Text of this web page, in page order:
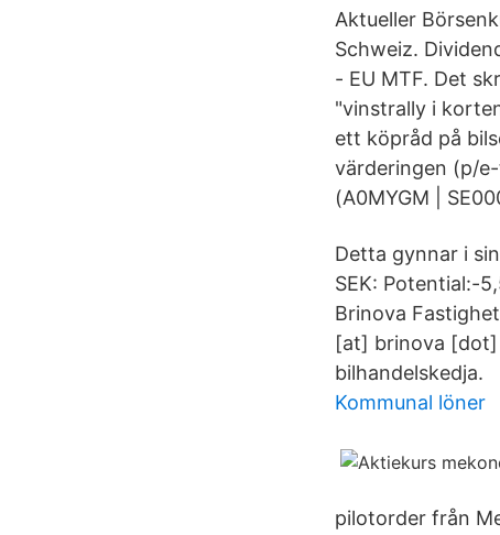
Aktueller
Schweiz.
- EU MTF. Det
"vinstrally i
ett köpråd på
värderingen (p/
(A0MYGM |
Detta gynnar i
SEK: Potential:-
Brinova
[at] brinova [dot]
bilhandelskedja.
Kommunal löner
pilotorder från